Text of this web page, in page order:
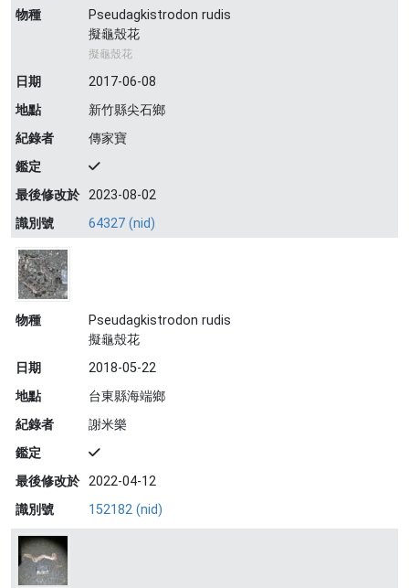
物種
Pseudagkistrodon rudis
擬龜殼花
擬龜殼花
日期
2017-06-08
地點
新竹縣尖石鄉
紀錄者
傳家寶
鑑定
最後修改於 2023-08-02
識別號
64327 (nid)
物種
Pseudagkistrodon rudis
擬龜殼花
日期
2018-05-22
地點
台東縣海端鄉
紀錄者
謝米樂
鑑定
最後修改於 2022-04-12
識別號
152182 (nid)